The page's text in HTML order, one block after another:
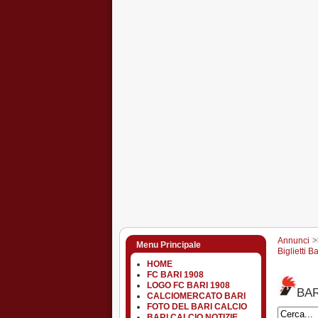
Menu Principale
HOME
FC BARI 1908
LOGO FC BARI 1908
CALCIOMERCATO BARI
FOTO DEL BARI CALCIO
Annunci
Biglietti